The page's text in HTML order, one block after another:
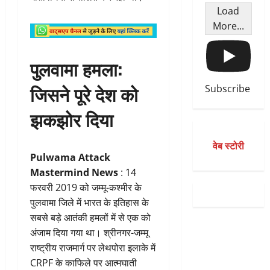
पुलवामा हमला:
जिसने पूरे देश को
झकझोर दिया
Pulwama Attack
Mastermind News : 14
फरवरी 2019 को जम्मू-कश्मीर के
पुलवामा जिले में भारत के इतिहास के
सबसे बड़े आतंकी हमलों में से एक को
अंजाम दिया गया था। श्रीनगर-जम्मू
राष्ट्रीय राजमार्ग पर लेथपोरा इलाके में
CRPF के काफिले पर आत्मघाती
Load
More...
Subscribe
वेब स्टोरी